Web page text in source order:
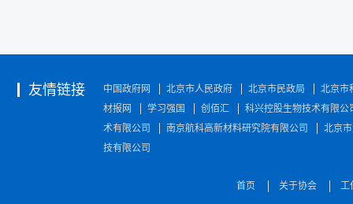
友情链接 中国政府网 北京市人民政府 北京市民政局
北京市
材报网
学习强国 创佰汇
科兴控股生物技术有限公
术有限公司
南京航科高新材料研究院有限公司
北京
技有限公司
首页 关于协会 工